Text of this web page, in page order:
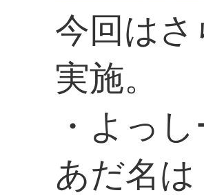
今回は
実施。
・よっ
あだ名は